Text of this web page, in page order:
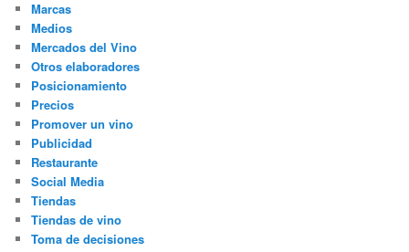
Marcas
Medios
Mercados del Vino
Otros elaboradores
Posicionamiento
Precios
Promover un vino
Publicidad
Restaurante
Social Media
Tiendas
Tiendas de vino
Toma de decisiones